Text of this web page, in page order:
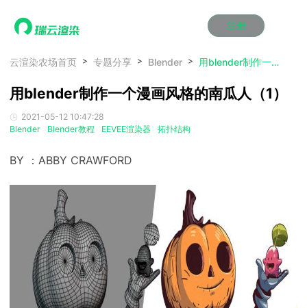
注册
首页
产品服务
云制作
云渲染管理系统
云制作
云渲染管理系统
云制作
云渲染管理系统
云制作
云渲染管理系统
云制作
云渲染管理系统
云制作
云渲染管理系统
解决方案
Maya云渲染方案
3ds Max云渲染方案
Maya AI渲染方案
Maya云渲染方案
3ds Max云渲染方案
Maya AI渲染方案
Maya云渲染方案
3ds Max云渲染方案
Maya AI渲染方案
Maya云渲染方案
3ds Max云渲染方案
Maya AI渲染方案
Maya云渲染方案
3ds Max云渲染方案
Maya AI渲染方案
Maya云渲染方案
3ds Max云渲染方案
Maya AI渲染方案
价格
云制作价格
云制作价格
云制作价格
云制作价格
云制作价格
云制作价格
资讯&赛事
新闻资讯
渲染百科
渲染大赛
泛CG交流会
新闻资讯
渲染百科
渲染大赛
泛CG交流会
新闻资讯
渲染百科
渲染大赛
泛CG交流会
新闻资讯
渲染百科
渲染大赛
泛CG交流会
新闻资讯
渲染百科
渲染大赛
泛CG交流会
新闻资讯
渲染百科
渲染大赛
泛CG交流会
特惠专区
云渲染优惠攻略
青云平台
教育优惠
云渲染优惠攻略
青云平台
教育优惠
云渲染优惠攻略
青云平台
教育优惠
云渲染优惠攻略
青云平台
教育优惠
云渲染优惠攻略
青云平台
教育优惠
云渲染优惠攻略
青云平台
教育优惠
关于我们
云渲染农场首页 专题分享 Blender 用blender制作一个漫画风格的南瓜人（1）
用blender制作一个漫画风格的南瓜人（1）
2021-05-12 10:47:28
Blender
Blender教程 EEVEE渲染器 拓扑结构
BY ：ABBY CRAWFORD